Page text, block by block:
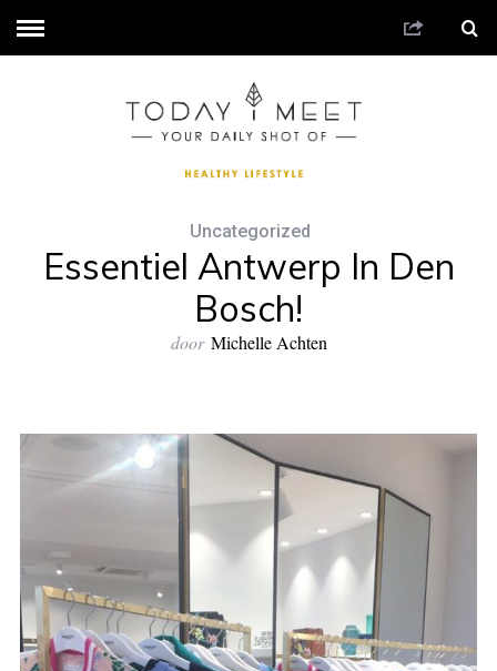
Uncategorized
Essentiel Antwerp In Den
Bosch!
door Michelle Achten